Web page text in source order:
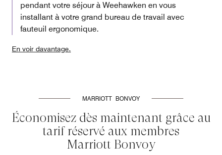
pendant votre séjour à Weehawken en vous
installant à votre grand bureau de travail avec
fauteuil ergonomique.
En voir davantage.
MARRIOTT BONVOY
Économisez dès maintenant grâce au
tarif réservé aux membres
Marriott Bonvoy